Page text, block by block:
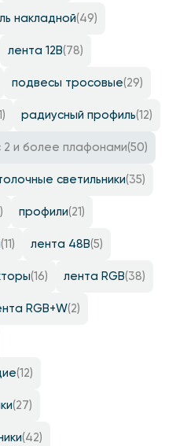
накладной(49)
лента 12B(78)
подвесы тросовые(29)
радиусный профиль(12)
и более плафонами(50)
светильники(35)
профили(21)
(11) лента 48B(5)
(16) лента RGB(38)
RGB+W(2)
(12)
(27)
(42)